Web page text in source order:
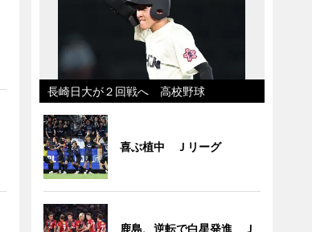
長崎日大が２回戦へ 高校野球
喜ぶ植中 Ｊリーグ
鹿島、逆転で白星発進 Ｊ